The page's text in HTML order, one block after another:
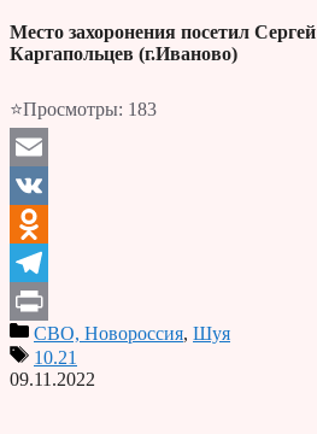
Место захоронения посетил Сергей
Каргапольцев (г.Иваново)
⭐Просмотры: 183
Email
VK
Odnoklassniki
Telegram
PrintСВО, Новороссия, Шуя
10.21
09.11.2022